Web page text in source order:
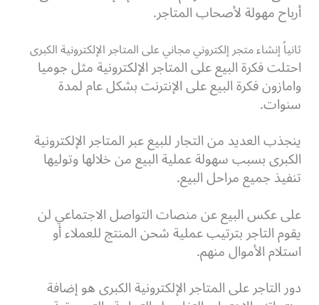
أرباح مهولة لأصحاب المتاجر.
ثانياً إنشاء متجر إلكتروني مجاني على المتاجر الإلكترونية الكبرى
احتلت فكرة البيع على المتاجر الإلكترونية مثل جوميا
وامازون فكرة البيع على الإنترنت بشكل عام لمدة
سنوات.
ينجذب العديد من التجار للبيع عبر المتاجر الإلكترونية
الكبرى بسبب سهولة عملية البيع من خلالها وتوليها
تنفيذ جميع مراحل البيع.
على عكس البيع عن منصات التواصل الاجتماعي لن
يقوم التاجر بترتيب عملية شحن المنتج للعملاء أو
استلام الأموال منهم.
دور التاجر على المتاجر الإلكترونية الكبرى هو إضافة